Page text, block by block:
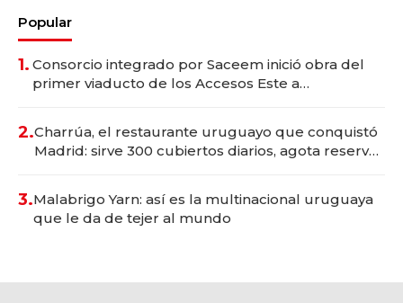
Popular
1. Consorcio integrado por Saceem inició obra del
primer viaducto de los Accesos Este a
2.Charrúa, el restaurante uruguayo que conquistó
Madrid: sirve 300 cubiertos diarios, agota reservas
3.Malabrigo Yarn: así es la multinacional uruguaya
que le da de tejer al mundo